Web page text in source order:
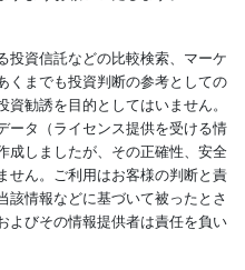
投資信託などの比較検索、マーケ
くまでも投資判断の参考としての
勧誘を目的としてはいません。
ータ（ライセンス提供を受ける情
成しましたが、その正確性、安全
せん。ご利用はお客様の判断と責
該情報などに基づいて被ったとさ
よびその情報提供者は責任を負い